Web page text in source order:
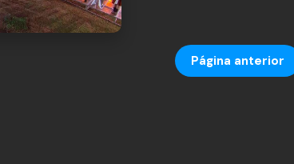
Página anterior